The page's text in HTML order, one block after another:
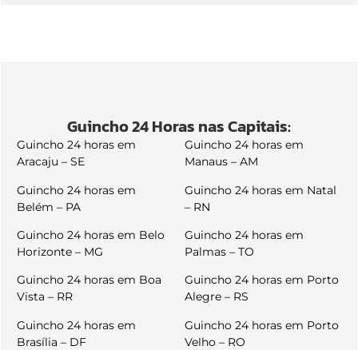
Guincho 24 Horas nas Capitais:
Guincho 24 horas em
Aracaju – SE
Guincho 24 horas em
Belém – PA
Guincho 24 horas em Belo
Horizonte – MG
Guincho 24 horas em Boa
Vista – RR
Guincho 24 horas em
Brasília – DF
Guincho 24 horas em
Manaus – AM
Guincho 24 horas em Natal
– RN
Guincho 24 horas em
Palmas – TO
Guincho 24 horas em Porto
Alegre – RS
Guincho 24 horas em Porto
Velho – RO